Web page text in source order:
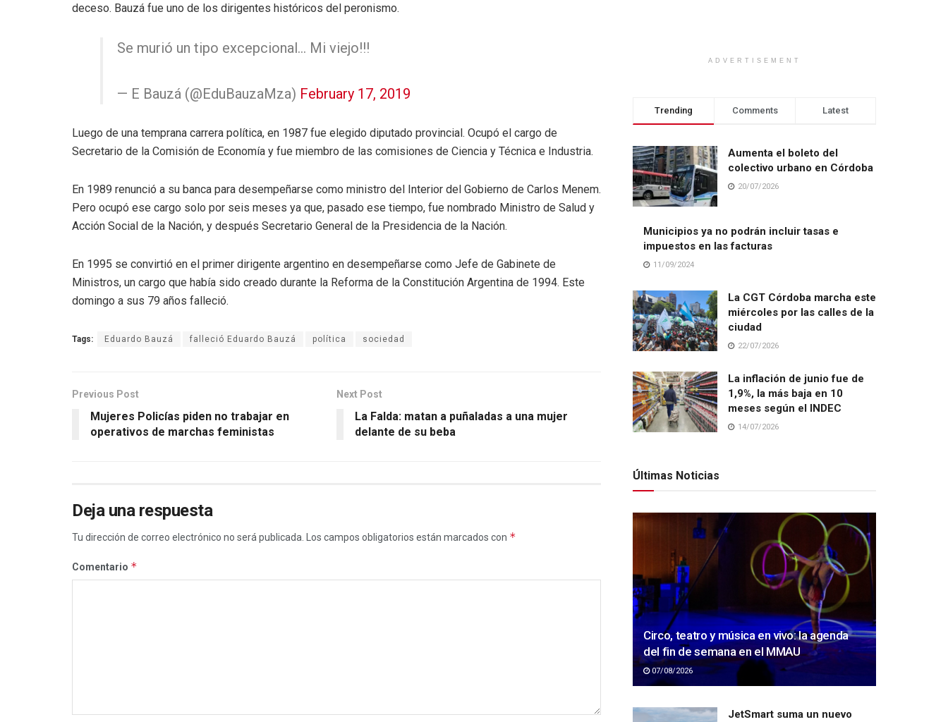
deceso. Bauzá fue uno de los dirigentes históricos del peronismo.
Se murió un tipo excepcional… Mi viejo!!!
— E Bauzá (@EduBauzaMza) February 17, 2019
Luego de una temprana carrera política, en 1987 fue elegido diputado provincial. Ocupó el cargo de
Secretario de la Comisión de Economía y fue miembro de las comisiones de Ciencia y Técnica e Industria.
En 1989 renunció a su banca para desempeñarse como ministro del Interior del Gobierno de Carlos Menem.
Pero ocupó ese cargo solo por seis meses ya que, pasado ese tiempo, fue nombrado Ministro de Salud y
Acción Social de la Nación, y después Secretario General de la Presidencia de la Nación.
En 1995 se convirtió en el primer dirigente argentino en desempeñarse como Jefe de Gabinete de
Ministros, un cargo que había sido creado durante la Reforma de la Constitución Argentina de 1994. Este
domingo a sus 79 años falleció.
Tags: Eduardo Bauzá falleció Eduardo Bauzá política sociedad
Previous Post
Mujeres Policías piden no trabajar en
operativos de marchas feministas
Next Post
La Falda: matan a puñaladas a una mujer
delante de su beba
Deja una respuesta
Tu dirección de correo electrónico no será publicada. Los campos obligatorios están marcados con *
Comentario *
ADVERTISEMENT
Trending Comments Latest
Aumenta el boleto del
colectivo urbano en Córdoba
20/07/2026
Municipios ya no podrán incluir tasas e
impuestos en las facturas
11/09/2024
La CGT Córdoba marcha este
miércoles por las calles de la
ciudad
22/07/2026
La inflación de junio fue de
1,9%, la más baja en 10
meses según el INDEC
14/07/2026
Últimas Noticias
Circo, teatro y música en vivo: la agenda
del fin de semana en el MMAU
07/08/2026
JetSmart suma un nuevo